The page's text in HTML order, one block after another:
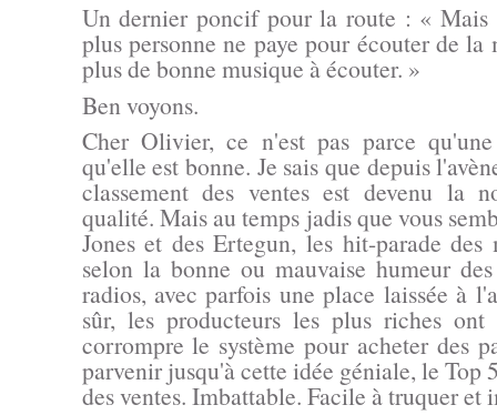
Un dernier poncif pour la route : « Mais
plus personne ne paye pour écouter de la
plus de bonne musique à écouter. »
Ben voyons.
Cher Olivier, ce n'est pas parce
qu'elle est bonne. Je sais que depuis
classement des ventes est devenu la
qualité. Mais au temps jadis que vous
Jones et des Ertegun, les hit-parade des
selon la bonne ou mauvaise humeur
radios, avec parfois une place laissée à
sûr, les producteurs les plus riches ont
corrompre le système pour acheter des
parvenir jusqu'à cette idée géniale, le Top
des ventes. Imbattable. Facile à truquer et